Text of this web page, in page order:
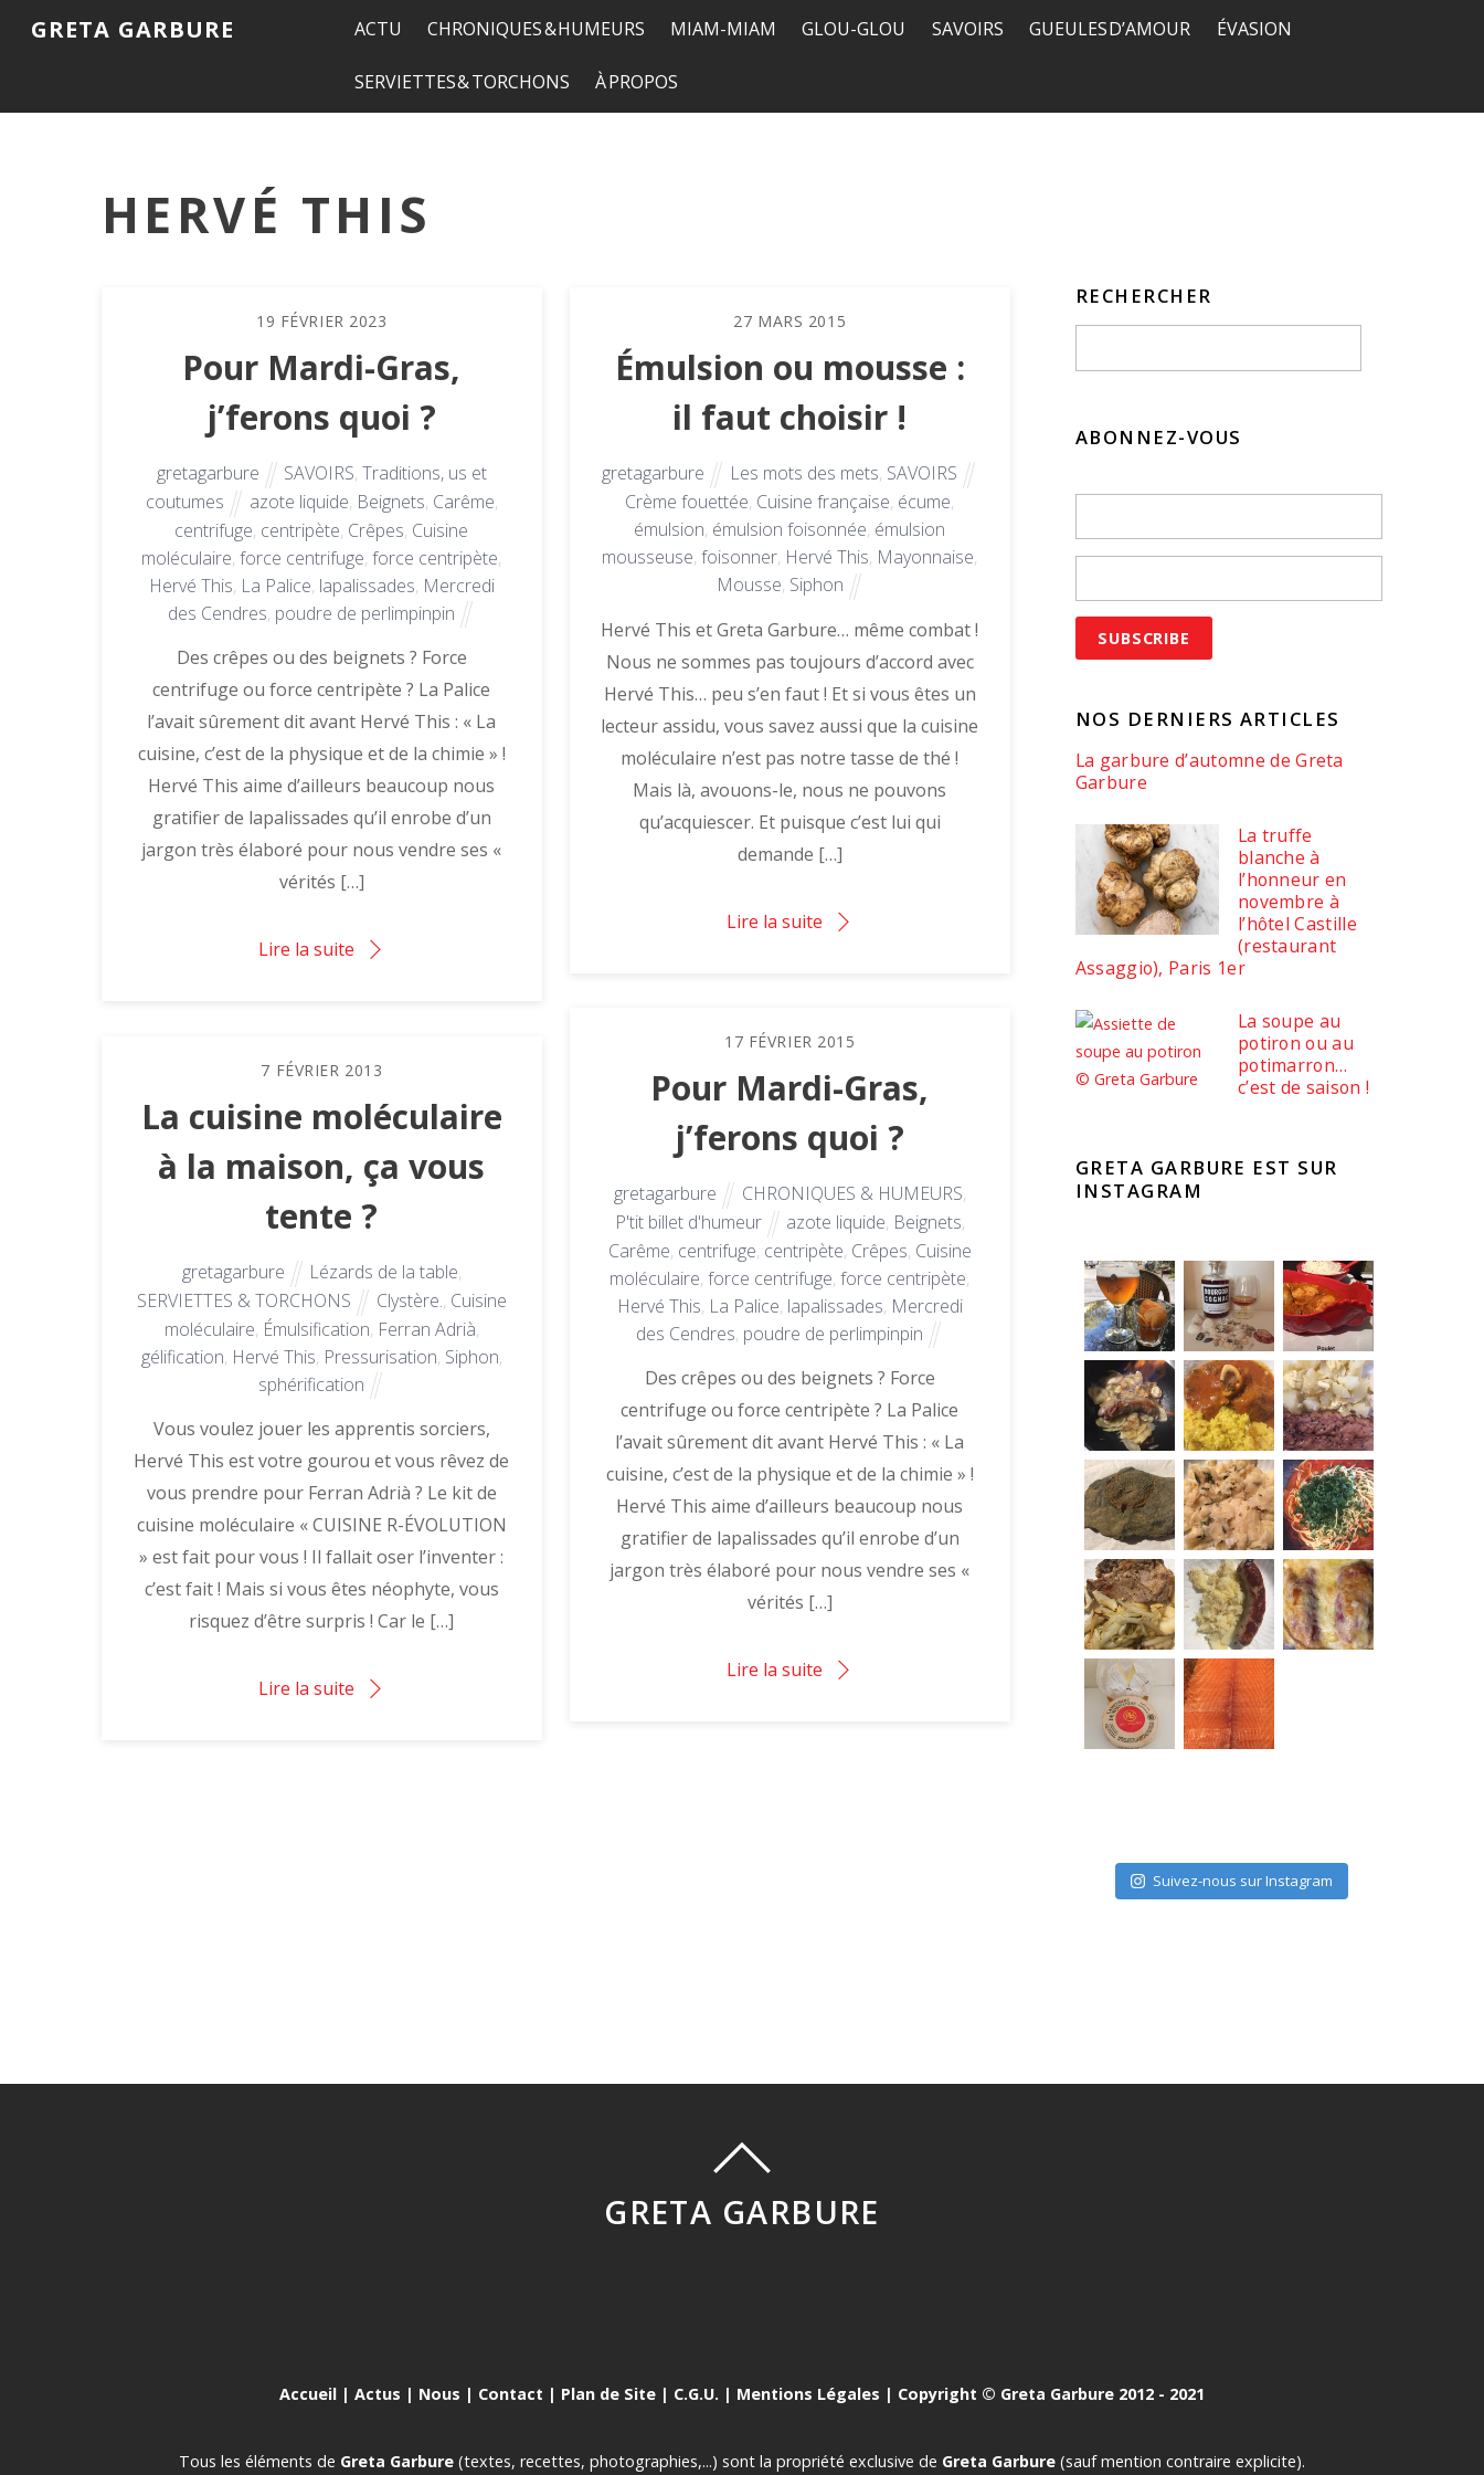
GRETA GARBURE ACTU CHRONIQUES & HUMEURS MIAM-MIAM GLOU-GLOU SAVOIRS GUEULES D’AMOUR ÉVASION
SERVIETTES & TORCHONS À PROPOS
HERVÉ THIS
19 FÉVRIER 2023
Pour Mardi-Gras,
j’ferons quoi ?
gretagarbure SAVOIRS,Traditions, us et
coutumes
azote liquide, Beignets, Carême,
centrifuge, centripète, Crêpes, Cuisine
moléculaire,force centrifuge,force centripète,
Hervé This, La Palice, lapalissades, Mercredi
des Cendres, poudre de perlimpinpin
Des crêpes ou des beignets ? Force
centrifuge ou force centripète ? La Palice
l’avait sûrement dit avant Hervé This : « La
cuisine, c’est de la physique et de la chimie » !
Hervé This aime d’ailleurs beaucoup nous
gratifier de lapalissades qu’il enrobe d’un
jargon très élaboré pour nous vendre ses «
vérités […]
Lire la suite
27 MARS 2015
Émulsion ou mousse :
il faut choisir !
gretagarbure Les mots des mets, SAVOIRS
Crème fouettée, Cuisine française, écume,
émulsion, émulsion foisonnée, émulsion
mousseuse,foisonner, Hervé This, Mayonnaise,
Mousse, Siphon
Hervé This et Greta Garbure… même combat !
Nous ne sommes pas toujours d’accord avec
Hervé This… peu s’en faut ! Et si vous êtes un
lecteur assidu, vous savez aussi que la cuisine
moléculaire n’est pas notre tasse de thé !
Mais là, avouons-le, nous ne pouvons
qu’acquiescer. Et puisque c’est lui qui
demande […]
Lire la suite
17 FÉVRIER 2015
Pour Mardi-Gras,
j’ferons quoi ?
gretagarbure CHRONIQUES & HUMEURS,
P'tit billet d'humeur
azote liquide, Beignets,
Carême, centrifuge, centripète, Crêpes, Cuisine
moléculaire,force centrifuge,force centripète,
Hervé This, La Palice, lapalissades, Mercredi
des Cendres, poudre de perlimpinpin
Des crêpes ou des beignets ? Force
centrifuge ou force centripète ? La Palice
l’avait sûrement dit avant Hervé This : « La
cuisine, c’est de la physique et de la chimie » !
Hervé This aime d’ailleurs beaucoup nous
gratifier de lapalissades qu’il enrobe d’un
jargon très élaboré pour nous vendre ses «
vérités […]
Lire la suite
7 FÉVRIER 2013
La cuisine moléculaire
à la maison, ça vous
tente ?
gretagarbure Lézards de la table,
SERVIETTES & TORCHONS
Clystère., Cuisine
moléculaire, Émulsification, Ferran Adrià,
gélification, Hervé This, Pressurisation, Siphon,
sphérification
Vous voulez jouer les apprentis sorciers,
Hervé This est votre gourou et vous rêvez de
vous prendre pour Ferran Adrià ? Le kit de
cuisine moléculaire « CUISINE R-ÉVOLUTION
» est fait pour vous ! Il fallait oser l’inventer :
c’est fait ! Mais si vous êtes néophyte, vous
risquez d’être surpris ! Car le […]
Lire la suite
RECHERCHER
ABONNEZ-VOUS
NOS DERNIERS ARTICLES
La garbure d’automne de Greta
Garbure
La truffe
blanche à
l’honneur en
novembre à
l’hôtel Castille
(restaurant
Assaggio), Paris 1er
La soupe au
potiron ou au
potimarron…
c’est de saison !
GRETA GARBURE EST SUR
INSTAGRAM
Suivez-nous sur Instagram
GRETA GARBURE
Accueil | Actus | Nous | Contact | Plan de Site | C.G.U. | Mentions Légales | Copyright © Greta Garbure 2012 - 2021
Tous les éléments de Greta Garbure (textes, recettes, photographies,...) sont la propriété exclusive de Greta Garbure (sauf mention contraire explicite).